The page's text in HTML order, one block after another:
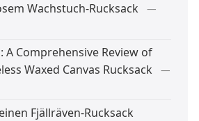
Wachstuch-Rucksack
—
A Comprehensive Review of
Waxed Canvas Rucksack
—
Fjällräven-Rucksack